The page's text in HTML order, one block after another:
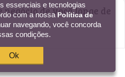
negócio de você longe de
essenciais e tecnologias
com a nossa Política de
navegando, você concorda
condições.
Ok